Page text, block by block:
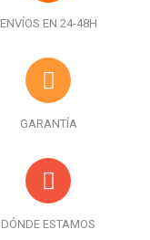
ENVÍOS EN 24-48H
GARANTÍA
DÓNDE ESTAMOS